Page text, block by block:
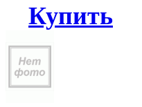
Купить